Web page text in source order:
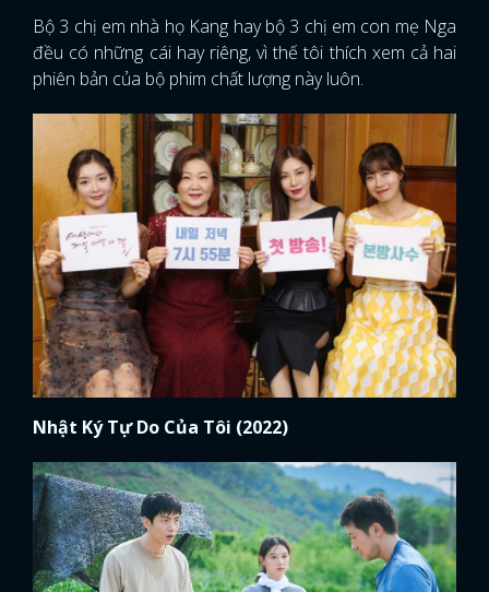
Bộ 3 chị em nhà họ Kang hay bộ 3 chị em con mẹ Nga
đều có những cái hay riêng, vì thế tôi thích xem cả hai
phiên bản của bộ phim chất lượng này luôn.
Nhật Ký Tự Do Của Tôi (2022)